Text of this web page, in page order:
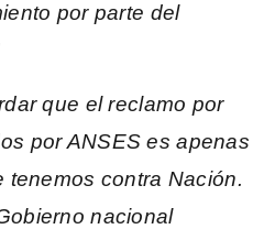
por parte del
que el reclamo por
por ANSES es apenas
tenemos contra Nación.
nacional